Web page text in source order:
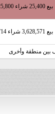
بيع 25,400 شراء 25,800
بيع 3,628,571 شراء 3,685,714
بين منطقة وأخرى